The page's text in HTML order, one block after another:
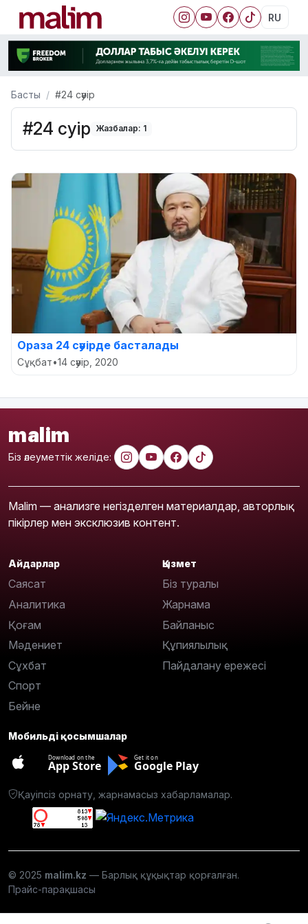
RU
Басты #24 сәуір
#24 сәуір Жазбалар: 1
Ораза 24 сәуірде басталады
Сұқбат•14 сәуір, 2020
malim
Біз әлеуметтік желіде:
Malim — анализге негізделген материалдар, авторлық
пікірлер мен эксклюзив контент.
Айдарлар
Саясат
Аналитика
Қоғам
Мәдениет
Сұхбат
Спорт
Бейне
Қызмет
Біз туралы
Жарнама
Байланыс
Құпиялылық
Пайдалану ережесі
Мобильді қосымшалар
Download on the
App Store
Get it on
Google Play
Қауіпсіз орнату, жарнамасыз хабарламалар.
© 2025 malim.kz — Барлық құқықтар қорғалған.
Прайс-парақшасы